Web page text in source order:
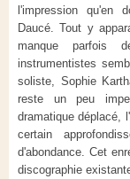
l'impression qu'en
Daucé. Tout y
manque parfois
instrumentistes
soliste, Sophie
reste un peu
dramatique déplacé,
certain
d'abondance. Cet
discographie